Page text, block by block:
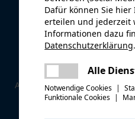
Abonnieren Sie den
Sie keine
Dafür können Sie
erteilen und jederzeit
Informationen dazu
Datenschutzerklärung.
Alle
Notwendige Cookies |
Funktionale Cookies |
Es ist ein Fehler
versuchen Sie es
mail